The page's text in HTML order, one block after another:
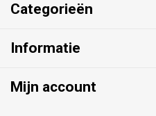
Categorieën
Informatie
Mijn account